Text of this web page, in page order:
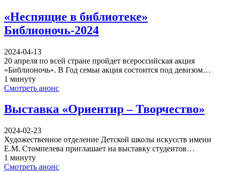
«Неспящие в библиотеке»
Библионочь-2024
2024-04-13
20 апреля по всей стране пройдет всероссийская акция
«Библионочь». В Год семьи акция состоится под девизом…
1 минуту
Смотреть анонс
Выставка «Ориентир – Творчество»
2024-02-23
Художественное отделение Детской школы искусств имени
Е.М. Стомпелева приглашает на выставку студентов…
1 минуту
Смотреть анонс